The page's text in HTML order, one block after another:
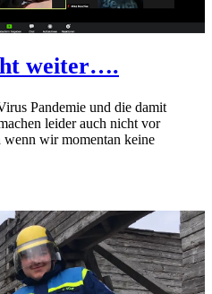
weiter….
Pandemie und die damit
leider auch nicht vor
wenn wir momentan keine